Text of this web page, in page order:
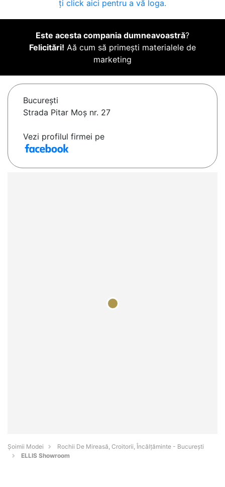
ți click aici pentru a vă loga.
Este acesta compania dumneavoastră?
Felicitări! Aă cum să primești materialele de
marketing
Bucureşti
Strada Pitar Moș nr. 27
Vezi profilul firmei pe
Șoimii Modei
Rochii De Mireasă, Croitorii, Încălțăminte - Bucureşti
ELLIS Showroom